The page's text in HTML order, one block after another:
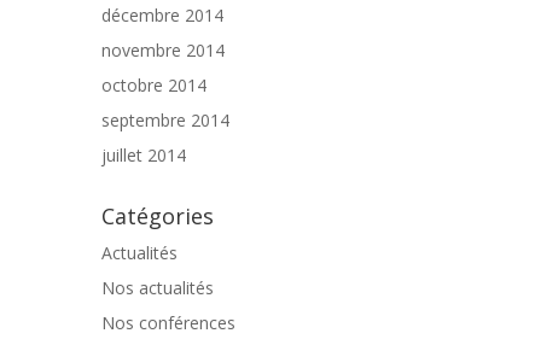
décembre 2014
novembre 2014
octobre 2014
septembre 2014
juillet 2014
Catégories
Actualités
Nos actualités
Nos conférences